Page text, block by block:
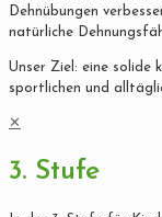
Dehnübungen
natürliche
Unser Ziel: eine solide
sportlichen und
✕
3. Stufe